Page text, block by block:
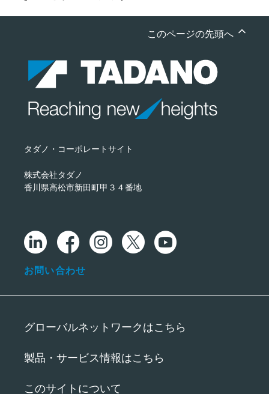
このページの先頭へ
タダノ・コーポレートサイト
株式会社タダノ
香川県高松市新田町甲３４番地
お問い合わせ
グローバルネットワークはこちら
製品・サービス情報はこちら
このサイトについて